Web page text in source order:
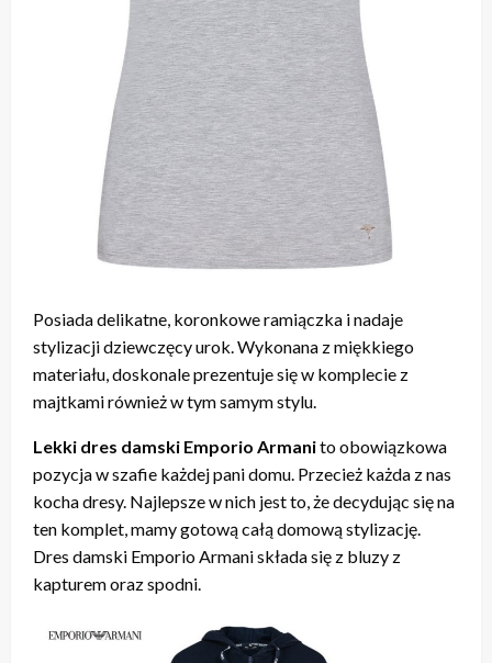
Posiada delikatne, koronkowe ramiączka i nadaje
stylizacji dziewczęcy urok. Wykonana z miękkiego
materiału, doskonale prezentuje się w komplecie z
majtkami również w tym samym stylu.
Lekki dres damski Emporio Armanito obowiązkowa
pozycja w szafie każdej pani domu. Przecież każda z nas
kocha dresy. Najlepsze w nich jest to, że decydując się na
ten komplet, mamy gotową całą domową stylizację.
Dres damski Emporio Armani składa się z bluzy z
kapturem oraz spodni.